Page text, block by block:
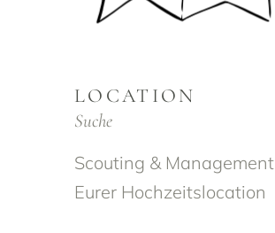
LOCATION
Suche
Scouting & Management
Eurer Hochzeitslocation